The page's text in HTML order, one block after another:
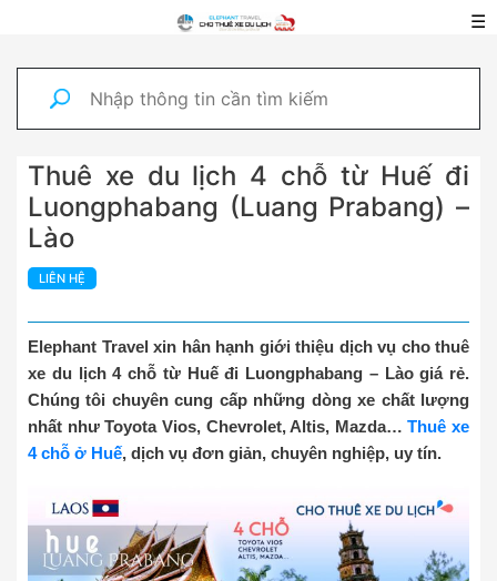
☰
Thuê xe du lịch 4 chỗ từ Huế đi
Luongphabang (Luang Prabang) –
Lào
LIÊN HỆ
Elephant Travel xin hân hạnh giới thiệu dịch vụ cho thuê
xe du lịch 4 chỗ từ Huế đi Luongphabang – Lào giá rẻ.
Chúng tôi chuyên cung cấp những dòng xe chất lượng
nhất như Toyota Vios, Chevrolet, Altis, Mazda…Thuê xe
4 chỗ ở Huế, dịch vụ đơn giản, chuyên nghiệp, uy tín.